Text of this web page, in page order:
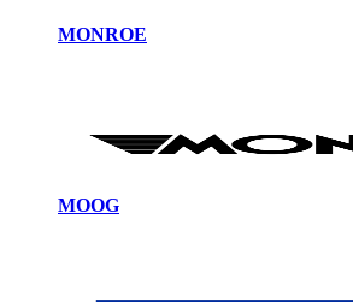
MONROE
MOOG